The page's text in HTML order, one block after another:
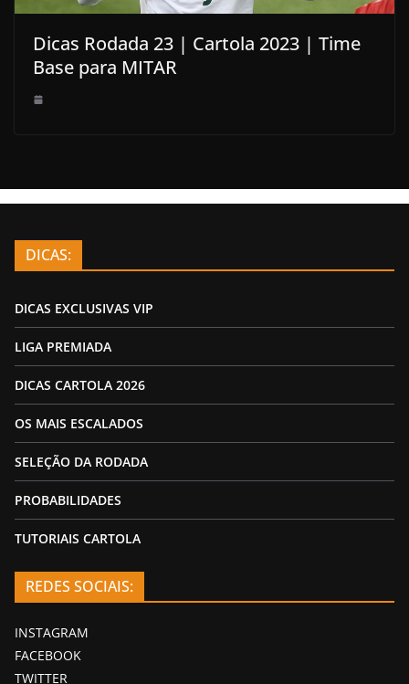
Dicas Rodada 23 | Cartola 2023 | Time
Base para MITAR
DICAS:
DICAS EXCLUSIVAS VIP
LIGA PREMIADA
DICAS CARTOLA 2026
OS MAIS ESCALADOS
SELEÇÃO DA RODADA
PROBABILIDADES
TUTORIAIS CARTOLA
REDES SOCIAIS:
INSTAGRAM
FACEBOOK
TWITTER